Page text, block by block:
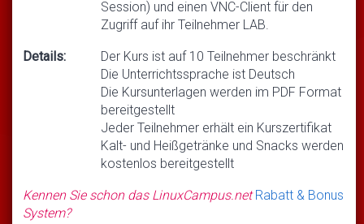
Session) und einen VNC-Client für den
Zugriff auf ihr Teilnehmer LAB.
Details:
Der Kurs ist auf 10 Teilnehmer beschränkt
Die Unterrichtssprache ist Deutsch
Die Kursunterlagen werden im PDF Format
bereitgestellt
Jeder Teilnehmer erhält ein Kurszertifikat
Kalt- und Heißgetränke und Snacks werden
kostenlos bereitgestellt
Kennen Sie schon das LinuxCampus.netRabatt & Bonus
System?